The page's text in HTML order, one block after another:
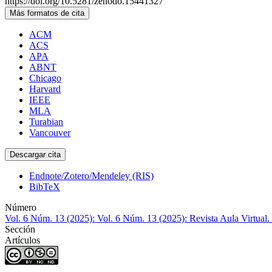
Más formatos de cita
ACM
ACS
APA
ABNT
Chicago
Harvard
IEEE
MLA
Turabian
Vancouver
Descargar cita
Endnote/Zotero/Mendeley (RIS)
BibTeX
Número
Vol. 6 Núm. 13 (2025): Vol. 6 Núm. 13 (2025): Revista Aula Virtual.
Sección
Artículos